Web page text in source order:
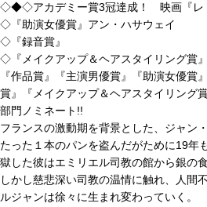
◇◆◇アカデミー賞3冠達成！ 映画『
◇『助演女優賞』アン・ハサウェイ
◇『録音賞』
◇『メイクアップ＆ヘアスタイリング賞』
『作品賞』『主演男優賞』『助演女優賞
賞』『メイクアップ＆ヘアスタイリング
部門ノミネート!!
フランスの激動期を背景とした、ジャン
たった１本のパンを盗んだがために19年
獄した彼はエミリエル司教の館から銀の
しかし慈悲深い司教の温情に触れ、人間
ルジャンは徐々に生まれ変わっていく。